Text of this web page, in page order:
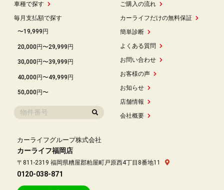
車種で探す
毎月支払額で探す
〜19,999円
20,000円〜29,999円
30,000円〜39,999円
40,000円〜49,999円
50,000円〜
ご購入の流れ
カーライフだけの無料保証
簡単診断
よくある質問
お問い合わせ
お客様の声
お知らせ
店舗情報
会社概要
カーライフグループ株式会社
カーライフ福岡店
〒811-2319 福岡県糟屋郡粕屋町戸原西4丁目8番地11
0120-038-871